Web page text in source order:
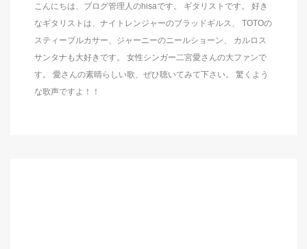
こんにちは、ブログ管理人のhisaです。 ギタリストです。 好き
なギタリストは、ナイトレンジャーのブラッドギルス、 TOTOの
スティーブルカサー、ジャーニーのニールショーン、 カルロス
サンタナも大好きです。 女性シンガー二宮愛さんの大ファンで
す。 愛さんの素晴らしい歌、ぜひ聴いてみて下さい。 驚くよう
な歌声ですよ！！